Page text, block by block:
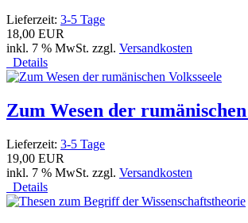
Lieferzeit: 3-5 Tage
18,00 EUR
inkl. 7 % MwSt. zzgl. Versandkosten
Details
Zum Wesen der rumänischen
Lieferzeit: 3-5 Tage
19,00 EUR
inkl. 7 % MwSt. zzgl. Versandkosten
Details